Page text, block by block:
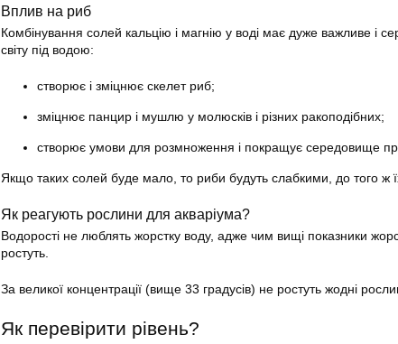
Вплив на риб
Комбінування солей кальцію і магнію у воді має дуже важливе і
світу під водою:
створює і зміцнює скелет риб;
зміцнює панцир і мушлю у молюсків і різних ракоподібних;
створює умови для розмноження і покращує середовище
Якщо таких солей буде мало, то риби будуть слабкими, до того ж
Як реагують рослини для акваріума?
Водорості не люблять жорстку воду, адже чим вищі показники
ростуть.
За великої концентрації (вище 33 градусів) не ростуть жодні
Як перевірити рівень?